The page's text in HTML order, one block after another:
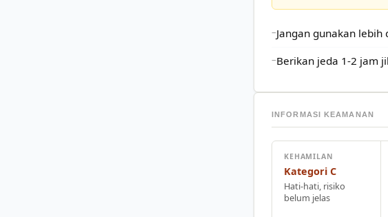
Jangan gunakan
Berikan jeda 1-2 jam
INFORMASI KEAMANAN
KEHAMILAN
Kategori C
Hati-hati, risiko
belum jelas